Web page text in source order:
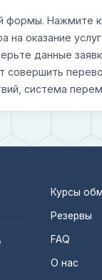
формы. Нажмите
на оказание
данные
совершить
система
Курсы
Резервы
FAQ
О нас